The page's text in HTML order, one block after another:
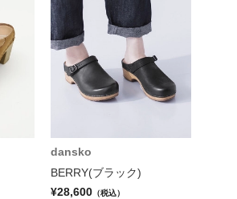
dansko
BERRY(ブラック)
¥28,600 （税込）